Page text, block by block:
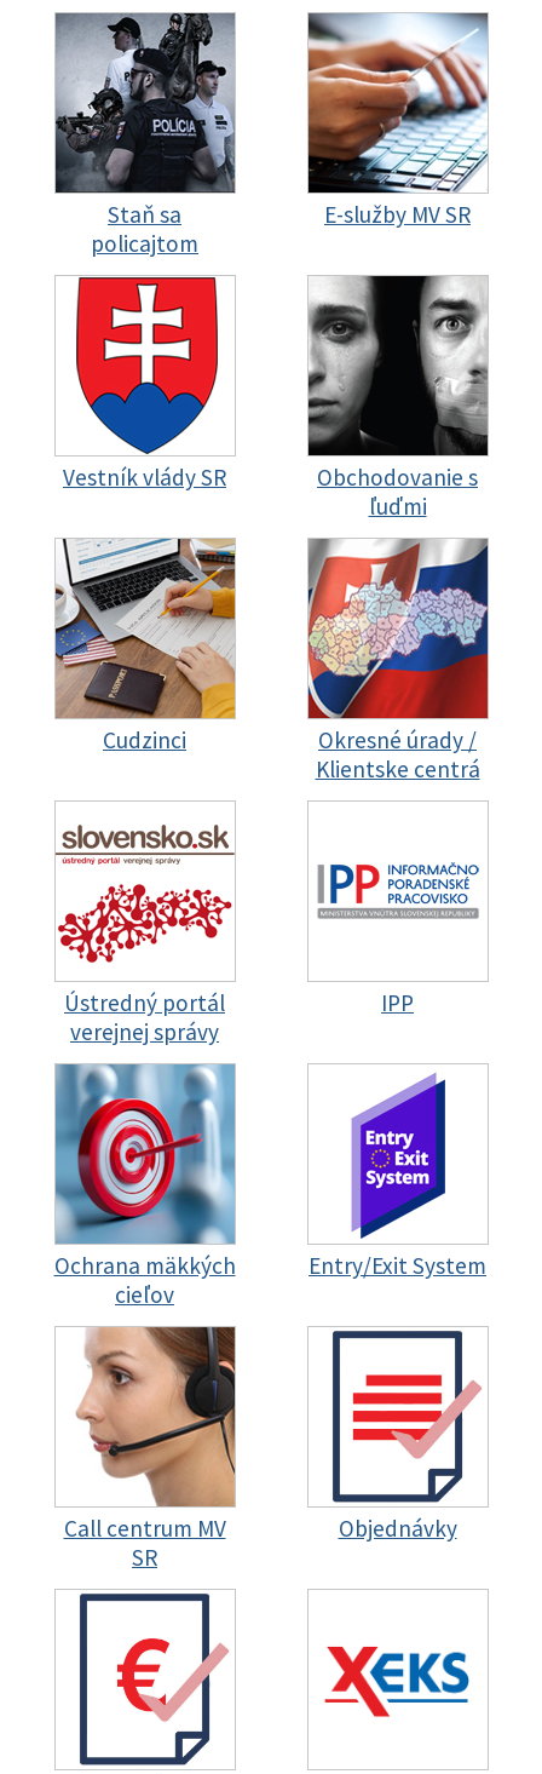
Staň sa
policajtom
E-služby MV SR
Vestník vlády SR
Obchodovanie s
ľuďmi
Cudzinci
Okresné úrady /
Klientske centrá
Ústredný portál
verejnej správy
IPP
Ochrana mäkkých
cieľov
Entry/Exit System
Call centrum MV
SR
Objednávky